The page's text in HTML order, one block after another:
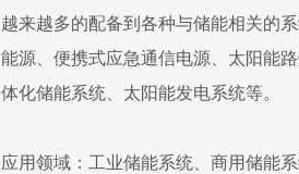
越来越多的配备到各种与储能相关的
能源、便携式应急通信电源、太阳能
体化储能系统、太阳能发电系统等。
应用领域：工业储能系统、商用储能